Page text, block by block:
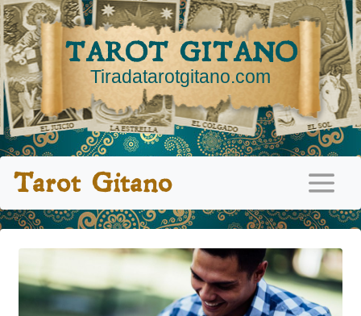
TAROT GITANO
Tiradatarotgitano.com
Tarot Gitano